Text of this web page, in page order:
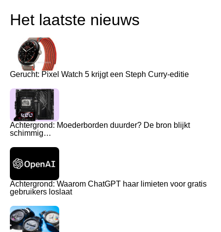
Het laatste nieuws
Gerucht: Pixel Watch 5 krijgt een Steph Curry-editie
Achtergrond: Moederborden duurder? De bron blijkt
schimmig…
Achtergrond: Waarom ChatGPT haar limieten voor gratis
gebruikers loslaat